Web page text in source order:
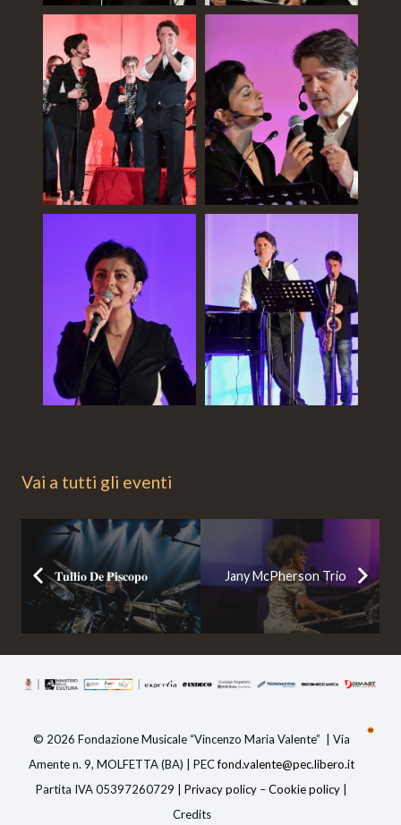
Vai a tutti gli eventi
𝐓𝐮𝐥𝐥𝐢𝐨 𝐃𝐞 𝐏𝐢𝐬𝐜𝐨𝐩𝐨 Jany McPherson Trio
© 2026 Fondazione Musicale “Vincenzo Maria Valente” | Via
Amente n. 9, MOLFETTA (BA) | PECfond.valente@pec.libero.it
Partita IVA 05397260729 |Privacy policy –Cookie policy
Credits